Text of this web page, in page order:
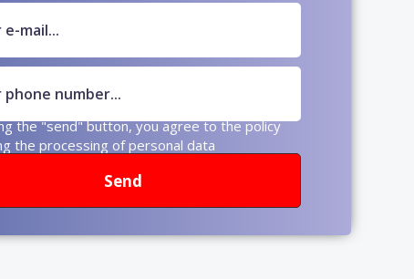
Send
the "send" button, you agree to the policy
the processing of personal data